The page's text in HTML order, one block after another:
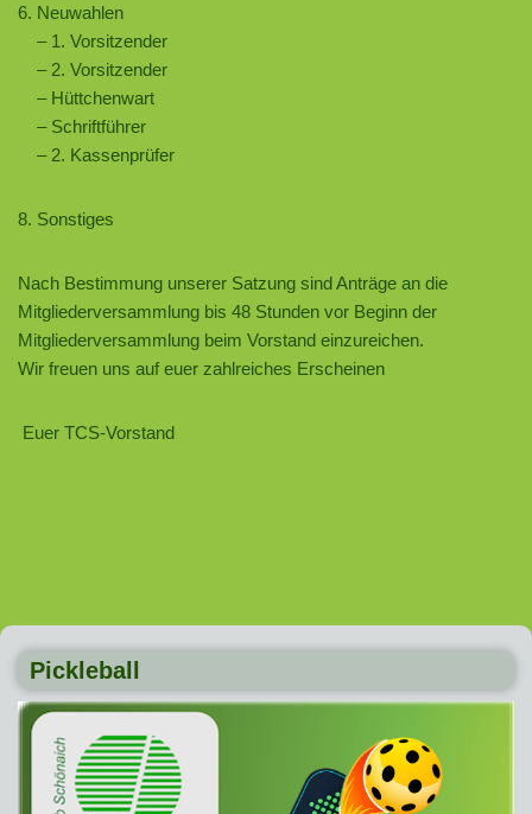
6. Neuwahlen
– 1. Vorsitzender
– 2. Vorsitzender
– Hüttchenwart
– Schriftführer
– 2. Kassenprüfer
8. Sonstiges
Nach Bestimmung unserer Satzung sind Anträge an die
Mitgliederversammlung bis 48 Stunden vor Beginn der
Mitgliederversammlung beim Vorstand einzureichen.
Wir freuen uns auf euer zahlreiches Erscheinen
Euer TCS-Vorstand
Pickleball